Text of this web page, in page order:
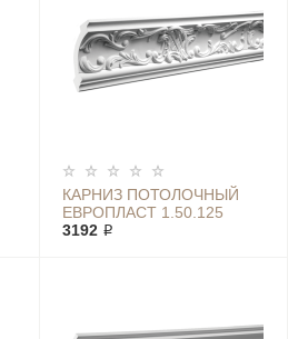
КАРНИЗ ПОТОЛОЧНЫЙ
ЕВРОПЛАСТ 1.50.125
3192 ₽